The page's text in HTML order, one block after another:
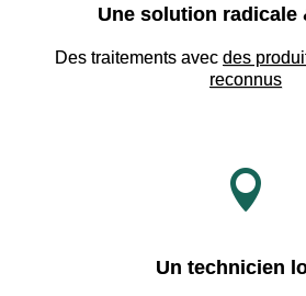
Une solution radicale
Des traitements avec des
reconnus

Un technicien